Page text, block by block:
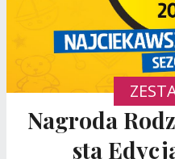
Nagroda
sta